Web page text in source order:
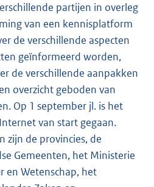
partijen in overleg
van een kennisplatform
de verschillende aspecten
geïnformeerd worden,
de verschillende aanpakken
overzicht geboden van
Op 1 september jl. is het
van start gegaan.
zijn de provincies, de
Gemeenten, het Ministerie
en Wetenschap, het